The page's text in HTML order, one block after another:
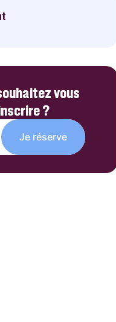
vous
?
Je réserve